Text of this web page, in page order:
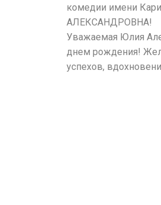
комедии имени
АЛЕКСАНДРОВНА!
Уважаемая Юлия
днем рождения!
успехов,